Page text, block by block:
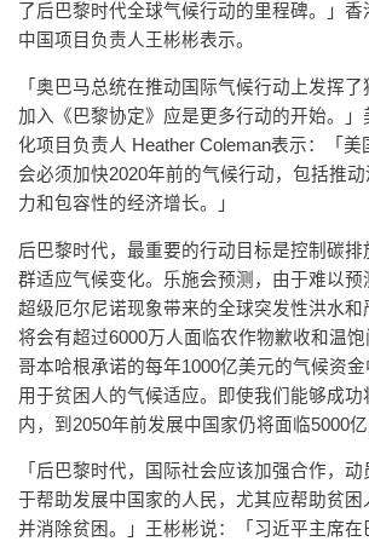
了后巴黎时代全球气候行动的里程碑。」
中国项目负责人王彬彬表示。
「奥巴马总统在推动国际气候行动上发挥
加入《巴黎协定》应是更多行动的开始。」
化项目负责人 Heather Coleman表示：「美
会必须加快2020年前的气候行动，包括推
力和包容性的经济增长。」
后巴黎时代，最重要的行动目标是控制碳排
群适应气候变化。乐施会预测，由于难以预
超级厄尔尼诺现象带来的全球突发性洪水和
将会有超过6000万人面临农作物歉收和温
哥本哈根承诺的每年1000亿美元的气候资
用于贫困人的气候适应。即使我们能够成
内，到2050年前发展中国家仍将面临5000亿
「后巴黎时代，国际社会应该加强合作，
于帮助发展中国家的人民，尤其应帮助贫困
并消除贫困。」王彬彬说：「习近平主席在